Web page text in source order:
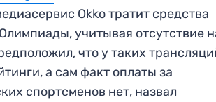
Okko тратит средства
учитывая отсутствие
что у таких
а сам факт оплаты за
спортсменов нет, назвал